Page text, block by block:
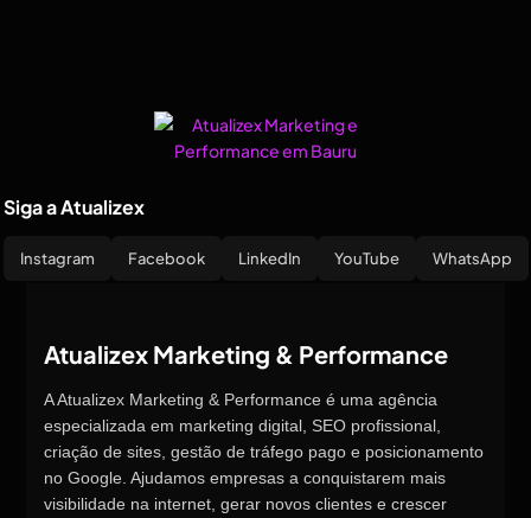
Siga a Atualizex
Instagram Facebook LinkedIn YouTube WhatsApp
Atualizex Marketing & Performance
A Atualizex Marketing & Performance é uma agência
especializada em marketing digital, SEO profissional,
criação de sites, gestão de tráfego pago e posicionamento
no Google. Ajudamos empresas a conquistarem mais
visibilidade na internet, gerar novos clientes e crescer